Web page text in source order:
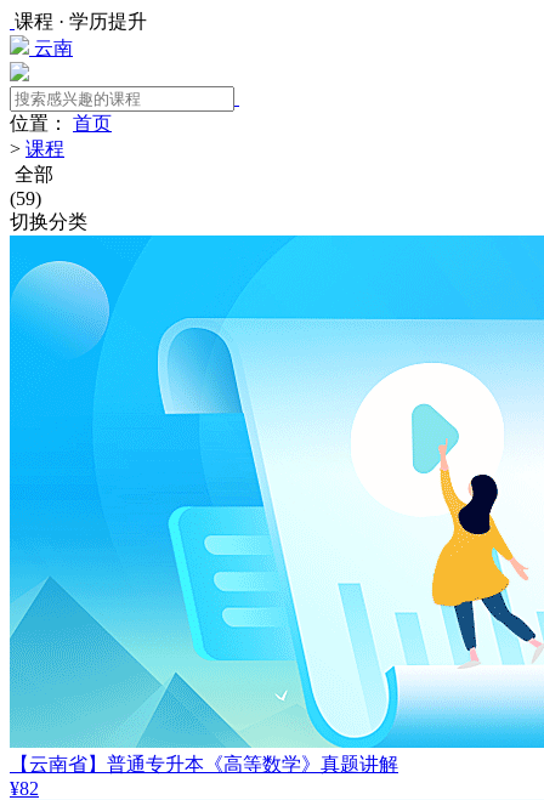
课程 · 学历提升
云南
位置：
首页
> 课程
全部
(59)
切换分类
【云南省】普通专升本《高等数学》真题讲解
¥82